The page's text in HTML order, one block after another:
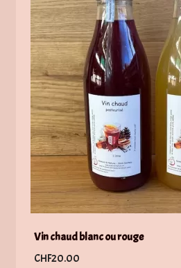
Vin chaud blanc ou rouge
CHF20.00